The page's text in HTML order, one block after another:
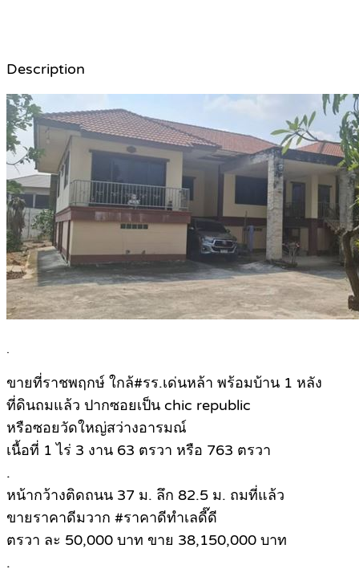
Description
.
ขายที่ราชพฤกษ์ ใกล้#รร.เด่นหล้า พร้อมบ้าน 1 หลัง
ที่ดินถมแล้ว ปากซอยเป็น chic republic
หรือซอยวัดใหญ่สว่างอารมณ์
เนื้อที่ 1 ไร่ 3 งาน 63 ตรวา หรือ 763 ตรวา
.
หน้ากว้างติดถนน 37 ม. ลึก 82.5 ม. ถมที่แล้ว
ขายราคาดีมวาก #ราคาดีทำเลดี๊ดี
ตรวา ละ 50,000 บาท ขาย 38,150,000 บาท
.